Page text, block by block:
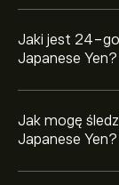
Jaki jest 24-
Japanese Yen?
Jak mogę
Japanese Yen?